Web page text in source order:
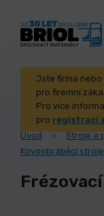
Jste firma
pro firemní
Pro více
pro registraci
Úvod
Stroje a
Kovoobráběcí stroje